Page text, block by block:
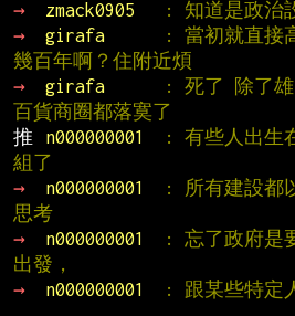
→
zmack0905 : 知道是政治
→
girafa
: 當初就直接
幾百年啊？住附近煩
→
girafa
: 死了 除了
百貨商圈都落寞了
推
n000000001
: 有些人出生
組了
→
n000000001
: 所有建設都
思考
→
n000000001
: 忘了政府是
出發，
→
n000000001
: 跟某些特定